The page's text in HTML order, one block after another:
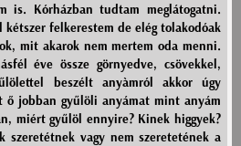
is. Kórházban tudtam meglátogatni.
felkerestem de elég tolakodóak
mit akarok nem mertem oda menni.
éve össze görnyedve, csövekkel,
beszélt anyàmról akkor úgy
ő jobban gyűlöli anyámat mint anyám
miért gyűlöl ennyire? Kinek higgyek?
szeretétnek vagy nem szeretetének a